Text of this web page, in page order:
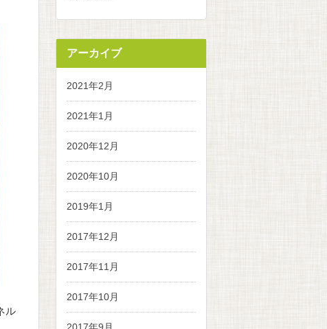
ル
アーカイブ
2021年2月
2021年1月
2020年12月
2020年10月
2019年1月
2017年12月
2017年11月
2017年10月